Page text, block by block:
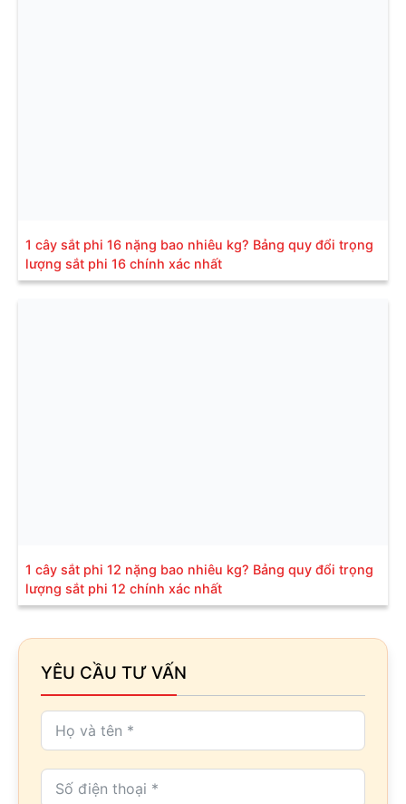
1 cây sắt phi 16 nặng bao nhiêu kg? Bảng quy đổi trọng
lượng sắt phi 16 chính xác nhất
1 cây sắt phi 12 nặng bao nhiêu kg? Bảng quy đổi trọng
lượng sắt phi 12 chính xác nhất
YÊU CẦU TƯ VẤN